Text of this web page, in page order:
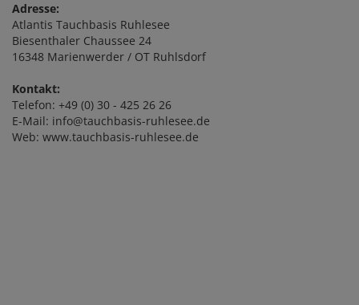
Adresse:
Atlantis Tauchbasis Ruhlesee
Biesenthaler Chaussee 24
16348 Marienwerder / OT Ruhlsdorf
Kontakt:
Telefon: +49 (0) 30 - 425 26 26
E-Mail: info@tauchbasis-ruhlesee.de
Web: www.tauchbasis-ruhlesee.de